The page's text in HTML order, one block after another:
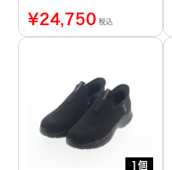
（白）
¥24,750 税込
1個